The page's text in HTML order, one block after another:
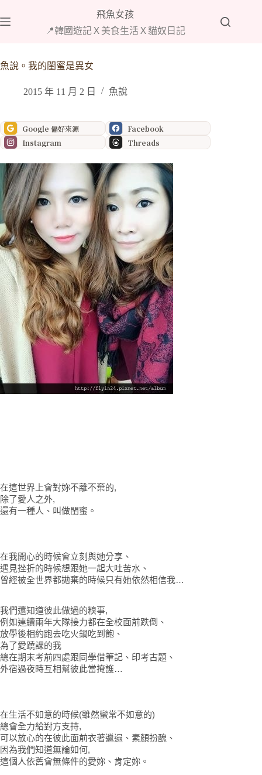
至
內
飛魚女孩
📍韓國遊記Ｘ美食生活Ｘ貓奴日記
魚說。我的閨蜜是異女
2015 年 11 月 2 日 魚說
Google 偏好來源
Facebook
Instagram
Threads
在這世界上會對妳不離不棄的,
除了愛人之外,
還有一種人、叫做閨蜜。
在我開心的時候會立刻與她分享、
遇見挫折的時候想跟她一起大吐苦水、
曾經被全世界都拋棄的時候只有她依然相信我…
我們還知道彼此做過的糗事,
例如連續兩年大隊接力都在全校面前跌倒、
放學後相約跑去吃火鍋吃到飽、
為了愛蹺課的我
總在期末考前四處跟同學借筆記、印考古題、
外宿過夜時互相幫彼此當掩護…
在生活不如意的時候(雖然蠻常不如意的)
總會全力給對方支持,
可以放心的在彼此面前衣著邋遢、素顏扮醜、
因為我們知道無論如何,
這個人依舊會無條件的愛妳、肯定妳。